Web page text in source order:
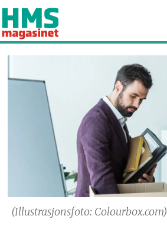
(Illustrasjonsfoto: Colourbox.com)